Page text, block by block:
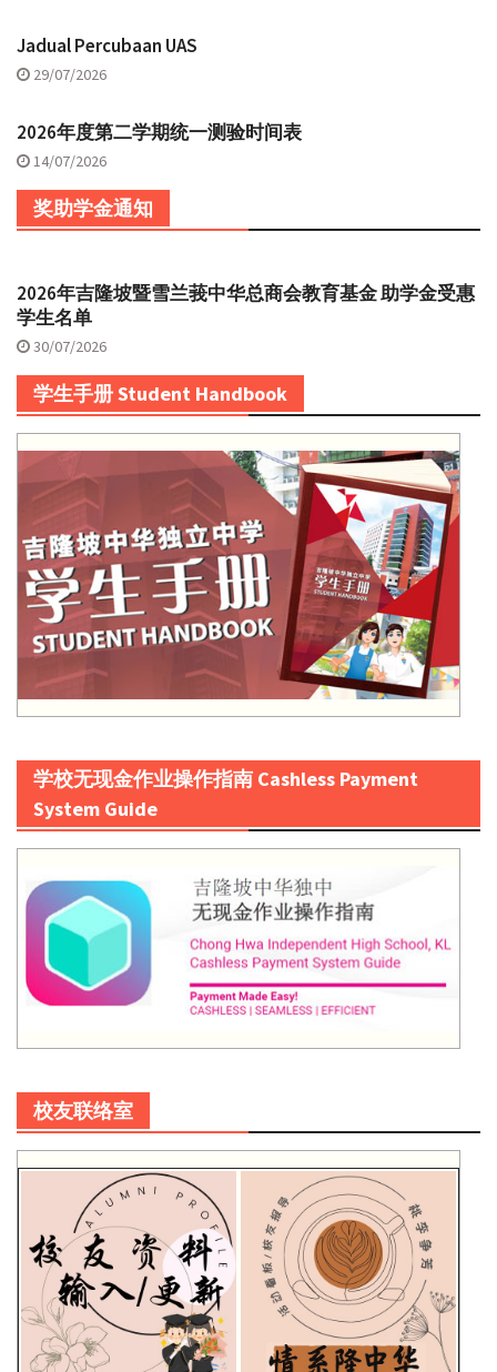
Jadual Percubaan UAS
29/07/2026
2026年度第二学期统一测验时间表
14/07/2026
奖助学金通知
2026年吉隆坡暨雪兰莪中华总商会教育基金 助学金受惠
学生名单
30/07/2026
学生手册 Student Handbook
学校无现金作业操作指南 Cashless Payment
System Guide
校友联络室